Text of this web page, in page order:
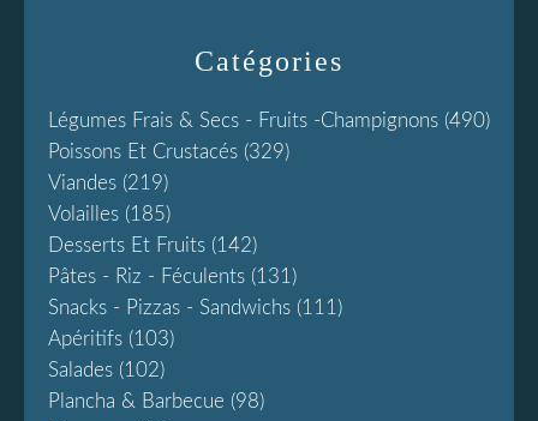
Catégories
Légumes Frais & Secs - Fruits -champignons (490)
Poissons Et Crustacés (329)
Viandes (219)
Volailles (185)
Desserts Et Fruits (142)
Pâtes - Riz - Féculents (131)
Snacks - Pizzas - Sandwichs (111)
Apéritifs (103)
Salades (102)
Plancha & Barbecue (98)